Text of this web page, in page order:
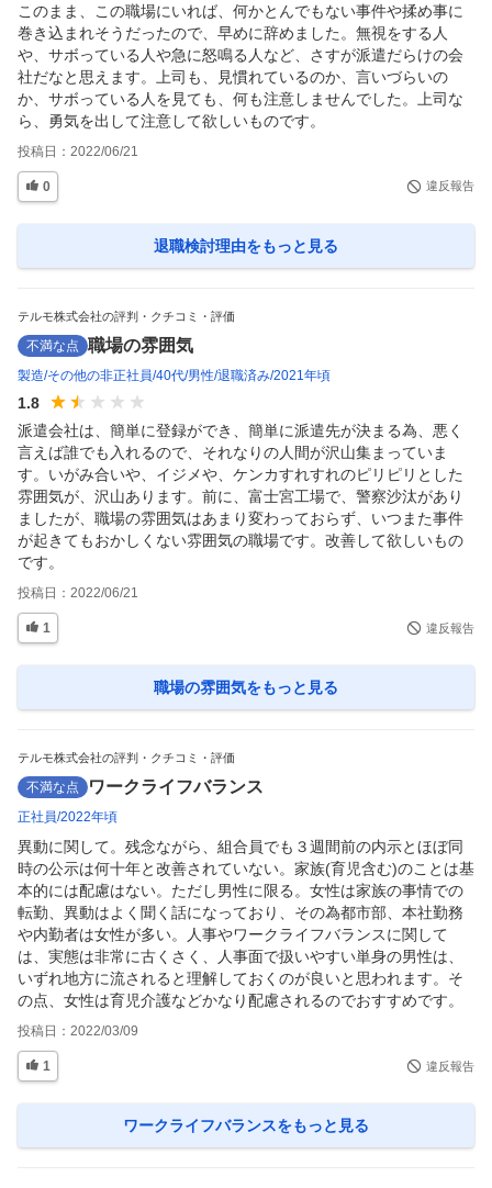
このまま、この職場にいれば、何かとんでもない事件や揉め事に
巻き込まれそうだったので、早めに辞めました。無視をする人
や、サボっている人や急に怒鳴る人など、さすが派遣だらけの会
社だなと思えます。上司も、見慣れているのか、言いづらいの
か、サボっている人を見ても、何も注意しませんでした。上司な
ら、勇気を出して注意して欲しいものです。
投稿日： 2022/06/21
0 違反報告
退職検討理由をもっと見る
テルモ株式会社の評判・クチコミ・評価
不満な点 職場の雰囲気
製造 その他の非正社員 40代 男性 退職済み 2021年頃
1.8
派遣会社は、簡単に登録ができ、簡単に派遣先が決まる為、悪く
言えば誰でも入れるので、それなりの人間が沢山集まっていま
す。いがみ合いや、イジメや、ケンカすれすれのピリピリとした
雰囲気が、沢山あります。前に、富士宮工場で、警察沙汰があり
ましたが、職場の雰囲気はあまり変わっておらず、いつまた事件
が起きてもおかしくない雰囲気の職場です。改善して欲しいもの
です。
投稿日： 2022/06/21
1 違反報告
職場の雰囲気をもっと見る
テルモ株式会社の評判・クチコミ・評価
不満な点 ワークライフバランス
正社員 2022年頃
異動に関して。残念ながら、組合員でも３週間前の内示とほぼ同
時の公示は何十年と改善されていない。家族(育児含む)のことは基
本的には配慮はない。ただし男性に限る。女性は家族の事情での
転勤、異動はよく聞く話になっており、その為都市部、本社勤務
や内勤者は女性が多い。人事やワークライフバランスに関して
は、実態は非常に古くさく、人事面で扱いやすい単身の男性は、
いずれ地方に流されると理解しておくのが良いと思われます。そ
の点、女性は育児介護などかなり配慮されるのでおすすめです。
投稿日： 2022/03/09
1 違反報告
ワークライフバランスをもっと見る